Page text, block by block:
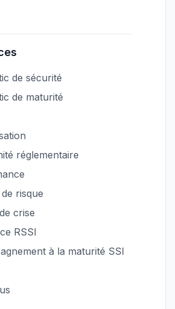
de sécurité
de maturité
réglementaire
risque
crise
RSSI
à la maturité SSI